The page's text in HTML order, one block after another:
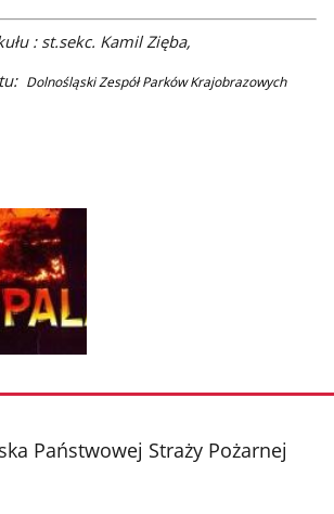
: st.sekc. Kamil Zięba,
Dolnośląski Zespół Parków Krajobrazowych
Państwowej Straży Pożarnej